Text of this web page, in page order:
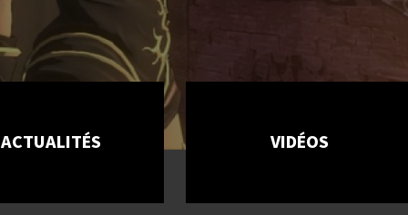
ACTUALITÉS VIDÉOS